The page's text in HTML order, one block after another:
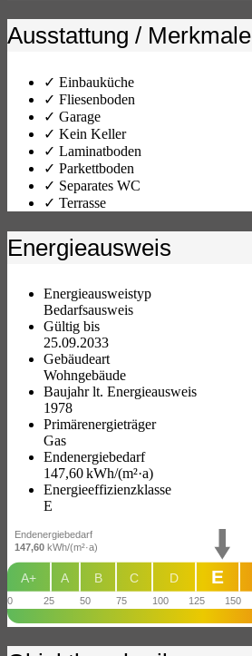
Ausstattung / Merkmale
✓ Einbauküche
✓ Fliesenboden
✓ Garage
✓ Kein Keller
✓ Laminatboden
✓ Parkettboden
✓ Separates WC
✓ Terrasse
Energieausweis
Energieausweistyp
Bedarfs­ausweis
Gültig bis
25.09.2033
Gebäudeart
Wohngebäude
Baujahr lt. Energieausweis
1978
Primärenergieträger
Gas
Endenergie­bedarf
147,60 kWh/(m²·a)
Energie­effizienz­klasse
E
0 25 50 75 100 125 150
D
C
B
A
A+ E
Endenergiebedarf
147,60 kWh/(m²·a)